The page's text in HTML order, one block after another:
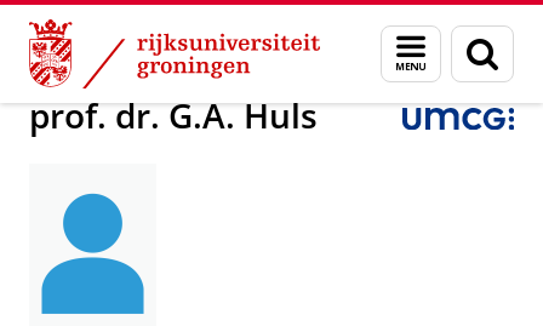
Skip
Content
Skip
Navigation
Menu
en
zoeken
Over ons prof. dr. G.A. Huls
prof. dr. G.A. Huls